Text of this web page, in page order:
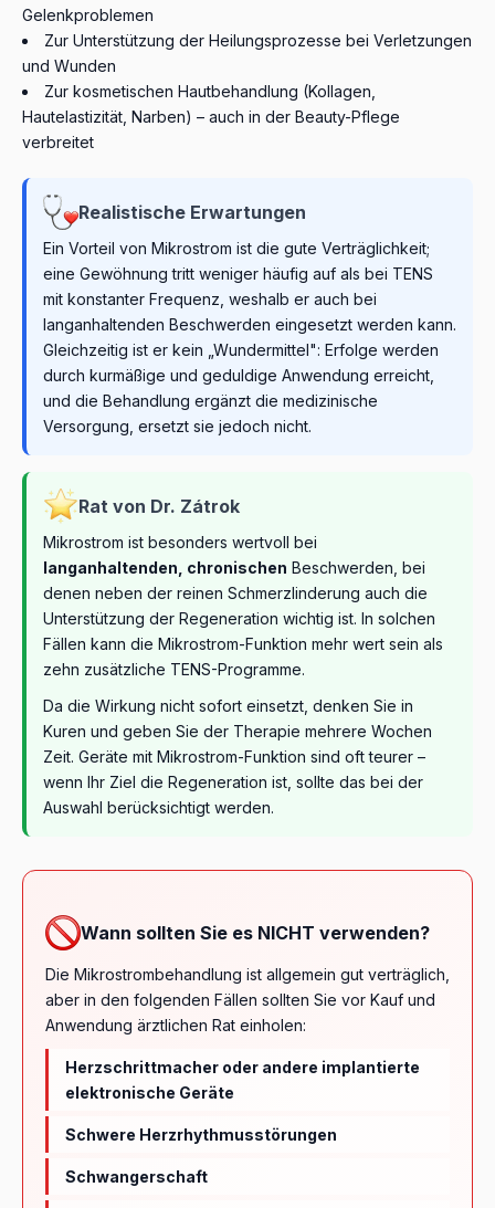
Gelenkproblemen
Zur Unterstützung der Heilungsprozesse bei Verletzungen
und Wunden
Zur kosmetischen Hautbehandlung (Kollagen,
Hautelastizität, Narben) – auch in der Beauty-Pflege
verbreitet
Realistische Erwartungen
Ein Vorteil von Mikrostrom ist die gute Verträglichkeit;
eine Gewöhnung tritt weniger häufig auf als bei TENS
mit konstanter Frequenz, weshalb er auch bei
langanhaltenden Beschwerden eingesetzt werden kann.
Gleichzeitig ist er kein „Wundermittel": Erfolge werden
durch kurmäßige und geduldige Anwendung erreicht,
und die Behandlung ergänzt die medizinische
Versorgung, ersetzt sie jedoch nicht.
Rat von Dr. Zátrok
Mikrostrom ist besonders wertvoll bei
langanhaltenden, chronischen Beschwerden, bei
denen neben der reinen Schmerzlinderung auch die
Unterstützung der Regeneration wichtig ist. In solchen
Fällen kann die Mikrostrom-Funktion mehr wert sein als
zehn zusätzliche TENS-Programme.
Da die Wirkung nicht sofort einsetzt, denken Sie in
Kuren und geben Sie der Therapie mehrere Wochen
Zeit. Geräte mit Mikrostrom-Funktion sind oft teurer –
wenn Ihr Ziel die Regeneration ist, sollte das bei der
Auswahl berücksichtigt werden.
Wann sollten Sie es NICHT verwenden?
Die Mikrostrombehandlung ist allgemein gut verträglich,
aber in den folgenden Fällen sollten Sie vor Kauf und
Anwendung ärztlichen Rat einholen:
Herzschrittmacher oder andere implantierte
elektronische Geräte
Schwere Herzrhythmusstörungen
Schwangerschaft